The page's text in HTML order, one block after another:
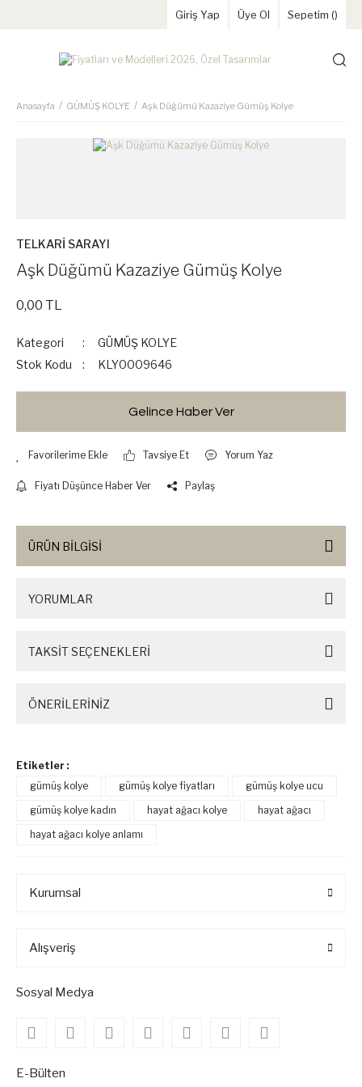
Giriş Yap Üye Ol Sepetim ()
Anasayfa GÜMÜŞ KOLYE Aşk Düğümü Kazaziye Gümüş Kolye
TELKARİ SARAYI
Aşk Düğümü Kazaziye Gümüş Kolye
0,00 TL
Kategori
GÜMÜŞ KOLYE
Stok Kodu
KLY0009646
Gelince Haber Ver
Tavsiye Et Yorum Yaz
Fiyatı Düşünce Haber Ver Paylaş
ÜRÜN BİLGİSİ
YORUMLAR
TAKSİT SEÇENEKLERİ
ÖNERİLERİNİZ
Etiketler :
gümüş kolye
gümüş kolye fiyatları
gümüş kolye ucu
gümüş kolye kadın
hayat ağacı kolye
hayat ağacı
hayat ağacı kolye anlamı
Kurumsal
Alışveriş
Sosyal Medya
E-Bülten